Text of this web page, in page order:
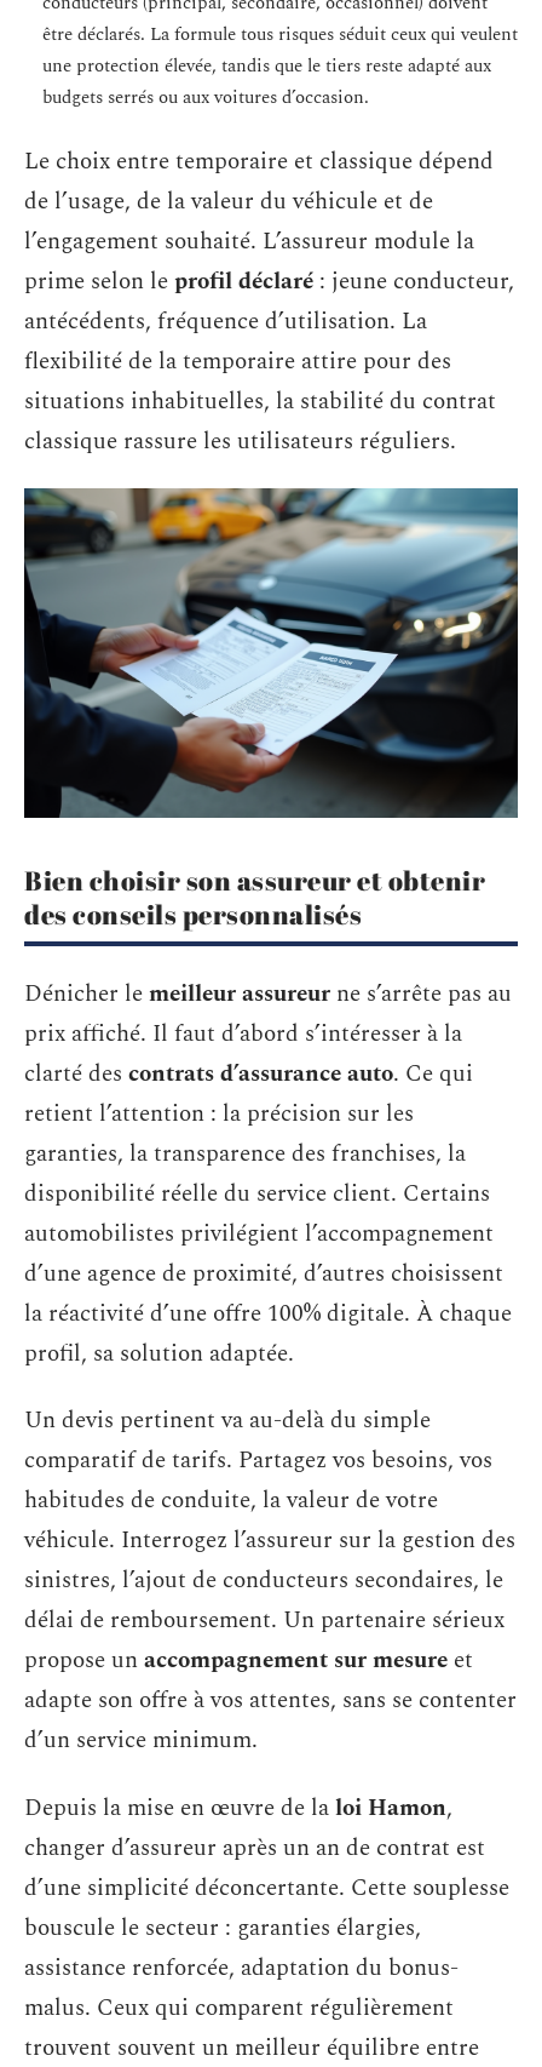
être déclarés. La formule tous risques séduit ceux qui veulent
une protection élevée, tandis que le tiers reste adapté aux
budgets serrés ou aux voitures d’occasion.
Le choix entre temporaire et classique dépend
de l’usage, de la valeur du véhicule et de
l’engagement souhaité. L’assureur module la
prime selon leprofil déclaré : jeune conducteur,
antécédents, fréquence d’utilisation. La
flexibilité de la temporaire attire pour des
situations inhabituelles, la stabilité du contrat
classique rassure les utilisateurs réguliers.
Bien choisir son assureur et obtenir
des conseils personnalisés
Dénicher lemeilleur assureur ne s’arrête pas au
prix affiché. Il faut d’abord s’intéresser à la
clarté des contrats d’assurance auto. Ce qui
retient l’attention : la précision sur les
garanties, la transparence des franchises, la
disponibilité réelle du service client. Certains
automobilistes privilégient l’accompagnement
d’une agence de proximité, d’autres choisissent
la réactivité d’une offre 100% digitale. À chaque
profil, sa solution adaptée.
Un devis pertinent va au-delà du simple
comparatif de tarifs. Partagez vos besoins, vos
habitudes de conduite, la valeur de votre
véhicule. Interrogez l’assureur sur la gestion des
sinistres, l’ajout de conducteurs secondaires, le
délai de remboursement. Un partenaire sérieux
propose unaccompagnement sur mesure et
adapte son offre à vos attentes, sans se contenter
d’un service minimum.
Depuis la mise en œuvre de laloi Hamon,
changer d’assureur après un an de contrat est
d’une simplicité déconcertante. Cette souplesse
bouscule le secteur : garanties élargies,
assistance renforcée, adaptation du bonus-
malus. Ceux qui comparent régulièrement
trouvent souvent un meilleur équilibre entre